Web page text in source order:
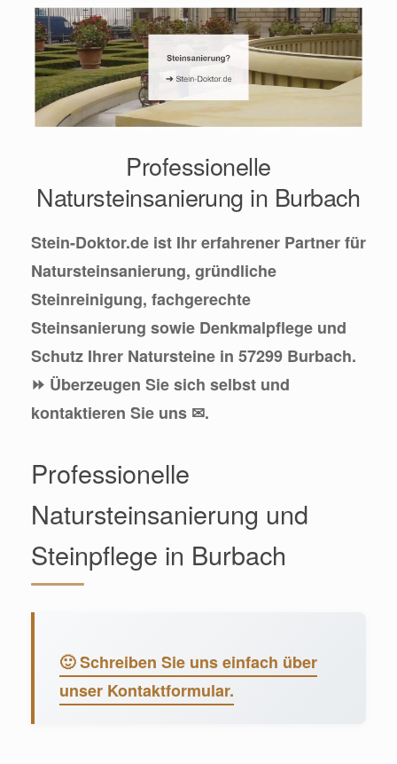
Professionelle
Natursteinsanierung in Burbach
Stein-Doktor.de ist Ihr erfahrener Partner für
Natursteinsanierung, gründliche
Steinreinigung, fachgerechte
Steinsanierung sowie Denkmalpflege und
Schutz Ihrer Natursteine in 57299 Burbach.
⏩ Überzeugen Sie sich selbst und
kontaktieren Sie uns ✉.
Professionelle
Natursteinsanierung und
Steinpflege in Burbach
🙂 Schreiben Sie uns einfach über
unser Kontaktformular.